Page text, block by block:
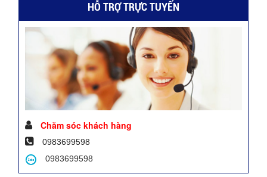
HỖ TRỢ TRỰC TUYẾN
Chăm sóc khách hàng
0983699598
0983699598